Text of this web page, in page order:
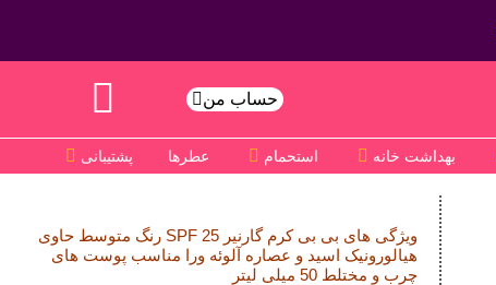
حساب من
بهداشت خانه استحمام عطرها پشتیبانی
ویژگی های بی بی کرم گارنیر SPF 25 رنگ متوسط حاوی
هیالورونیک اسید و عصاره آلوئه ورا مناسب پوست های
چرب و مختلط 50 میلی لیتر